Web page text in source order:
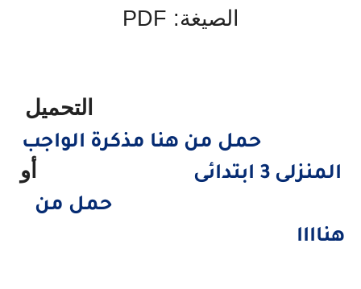
الصيغة: PDF
التحميل
حمل من هنا مذكرة الواجب
المنزلى 3 ابتدائى
أو
حمل من
هناااا